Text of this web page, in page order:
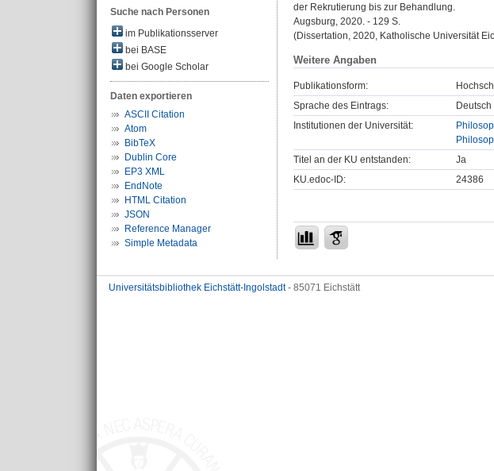
Suche nach Personen
im Publikationsserver
bei BASE
bei Google Scholar
Daten exportieren
ASCII Citation
Atom
BibTeX
Dublin Core
EP3 XML
EndNote
HTML Citation
JSON
Reference Manager
Simple Metadata
der Rekrutierung bis zur Behandlung.
Augsburg, 2020. - 129 S.
(Dissertation, 2020, Katholische Universität
Weitere Angaben
Publikationsform:
Sprache des Eintrags:
Deutsch
Institutionen der Universität:
Titel an der KU entstanden:
Ja
KU.edoc-ID:
24386
Universitätsbibliothek Eichstätt-Ingolstadt- 85071 Eichstätt